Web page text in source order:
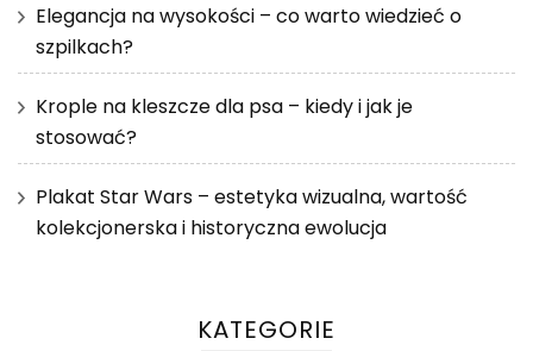
Elegancja na wysokości – co warto wiedzieć o
szpilkach?
Krople na kleszcze dla psa – kiedy i jak je
stosować?
Plakat Star Wars – estetyka wizualna, wartość
kolekcjonerska i historyczna ewolucja
KATEGORIE